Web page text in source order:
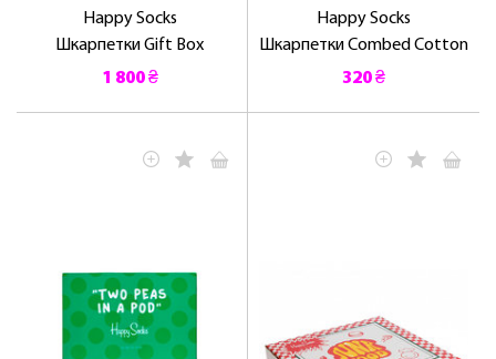
Happy Socks
Шкарпетки Gift Box
1 800 ₴
Happy Socks
Шкарпетки Combed Cotton
320 ₴